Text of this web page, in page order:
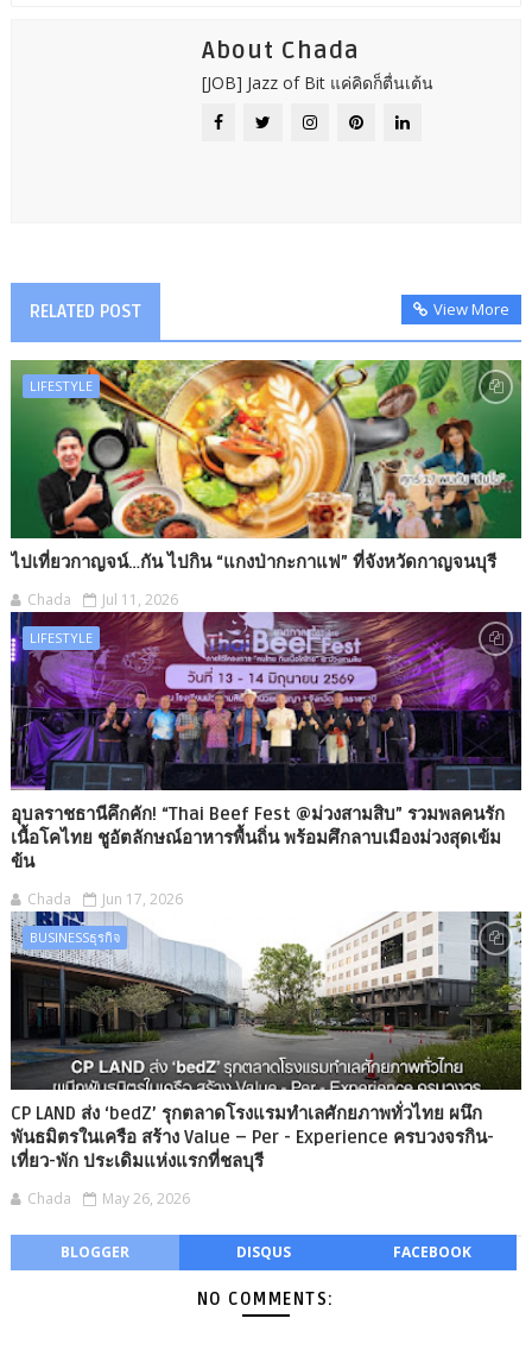
About Chada
[JOB] Jazz of Bit แค่คิดก็ตื่นเต้น
RELATED POST View More
LIFESTYLE
ไปเที่ยวกาญจน์…กัน ไปกิน “แกงป่ากะกาแฟ” ที่จังหวัดกาญจนบุรี
Chada Jul 11, 2026
LIFESTYLE
อุบลราชธานีคึกคัก! “Thai Beef Fest @ม่วงสามสิบ” รวมพลคนรัก
เนื้อโคไทย ชูอัตลักษณ์อาหารพื้นถิ่น พร้อมศึกลาบเมืองม่วงสุดเข้ม
ข้น
Chada Jun 17, 2026
BUSINESSธุรกิจ
CP LAND ส่ง ‘bedZ’ รุกตลาดโรงแรมทำเลศักยภาพทั่วไทย ผนึก
พันธมิตรในเครือ สร้าง Value – Per - Experience ครบวงจรกิน-
เที่ยว-พัก ประเดิมแห่งแรกที่ชลบุรี
Chada May 26, 2026
BLOGGER DISQUS FACEBOOK
NO COMMENTS: